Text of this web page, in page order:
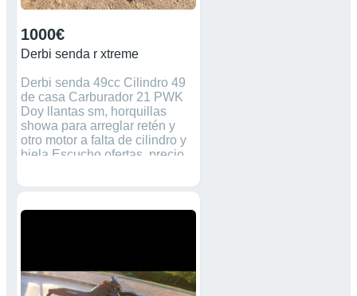
1000€
Derbi senda r xtreme
Derbi senda 49cc Cilindro 49
de casa Carburador 21 PWK
Doy llantas sm, horquillas
showa para arreglar retén y
otro motor a falta de cilindro y
biela Escucho ofertas, precio